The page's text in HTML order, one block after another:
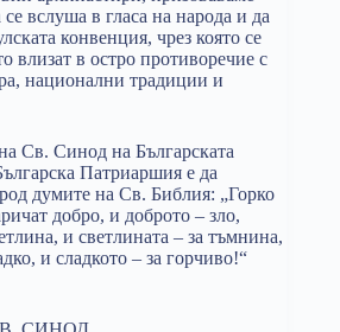
вслуша в гласа на народа и да
конвенция, чрез която се
влизат в остро противоречие с
национални традиции и
Св. Синод на Българската
Патриаршия е да
думите на Св. Библия: „Горко
добро, и доброто – зло,
и светлината – за тъмнина,
и сладкото – за горчиво!“